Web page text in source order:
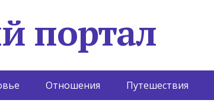
портал
Отношения Путешествия